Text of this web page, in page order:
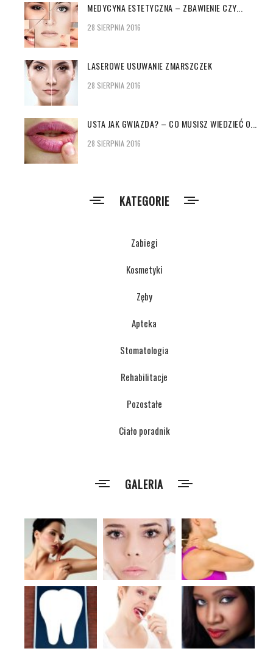
MEDYCYNA ESTETYCZNA – ZBAWIENIE CZY...
28 SIERPNIA 2016
LASEROWE USUWANIE ZMARSZCZEK
28 SIERPNIA 2016
USTA JAK GWIAZDA? – CO MUSISZ WIEDZIEĆ O...
28 SIERPNIA 2016
KATEGORIE
Zabiegi
Kosmetyki
Zęby
Apteka
Stomatologia
Rehabilitacje
Pozostałe
Ciało poradnik
GALERIA